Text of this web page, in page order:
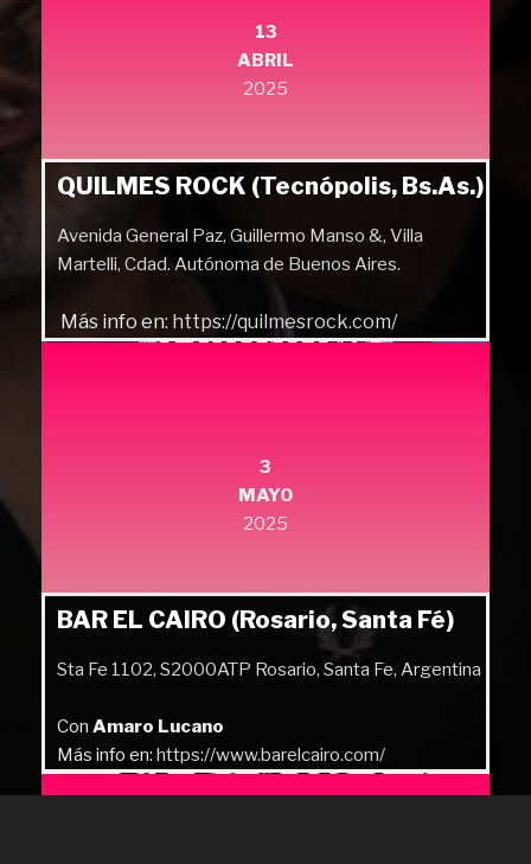
13
ABRIL
2025
QUILMES ROCK (Tecnópolis, Bs.As.)
Avenida General Paz, Guillermo Manso &, Villa
Martelli, Cdad. Autónoma de Buenos Aires.
Más info en: https://quilmesrock.com/
3
MAYO
2025
BAR EL CAIRO (Rosario, Santa Fé)
Sta Fe 1102, S2000ATP Rosario, Santa Fe, Argentina
Con Amaro Lucano
Más info en: https://www.barelcairo.com/